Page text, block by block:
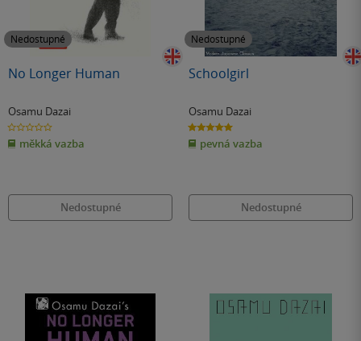
Nedostupné
No Longer Human
Osamu Dazai
0.0
z
5
hvězdiček
měkká vazba
Nedostupné
Nedostupné
Schoolgirl
Osamu Dazai
5.0
z
5
hvězdiček
pevná vazba
Nedostupné